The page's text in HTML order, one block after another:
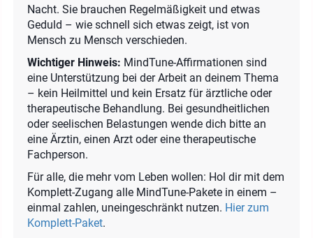
Nacht. Sie brauchen Regelmäßigkeit und etwas
Geduld – wie schnell sich etwas zeigt, ist von
Mensch zu Mensch verschieden.
Wichtiger Hinweis: MindTune-Affirmationen sind
eine Unterstützung bei der Arbeit an deinem Thema
– kein Heilmittel und kein Ersatz für ärztliche oder
therapeutische Behandlung. Bei gesundheitlichen
oder seelischen Belastungen wende dich bitte an
eine Ärztin, einen Arzt oder eine therapeutische
Fachperson.
Für alle, die mehr vom Leben wollen: Hol dir mit dem
Komplett-Zugang alle MindTune-Pakete in einem –
einmal zahlen, uneingeschränkt nutzen. Hier zum
Komplett-Paket.